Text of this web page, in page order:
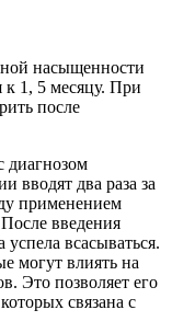
насыщенности
к 1, 5 месяцу. При
после
диагнозом
вводят два раза за
применением
введения
всасываться.
могут влиять на
Это позволяет его
связана с